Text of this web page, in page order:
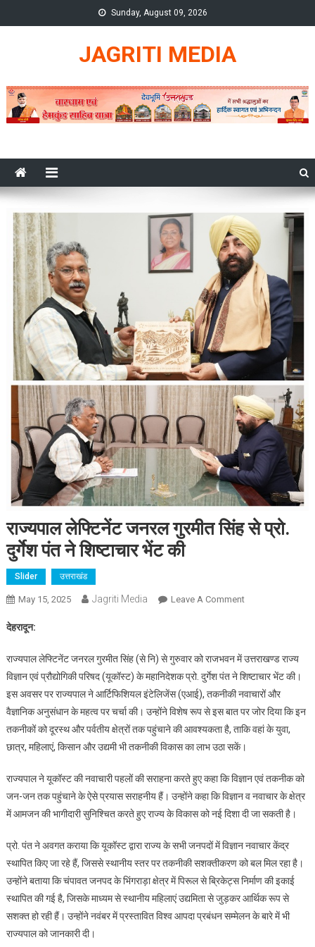
to
Sunday, August 09, 2026
JAGRITI MEDIA
राज्यपाल लेफ्टिनेंट जनरल गुरमीत सिंह से प्रो.
दुर्गेश पंत ने शिष्टाचार भेंट की
Slider उत्तराखंड
May 15, 2025 Jagriti Media Leave A CommentOn
गुरमीत
सिंह
से
प्रो.
दुर्गेश
पंत
शिष्टाचार
भेंट
की
देहरादून:
राज्यपाल लेफ्टिनेंट जनरल गुरमीत सिंह (से नि) से गुरुवार को राजभवन में उत्तराखण्ड राज्य
विज्ञान एवं प्रौद्योगिकी परिषद (यूकॉस्ट) के महानिदेशक प्रो. दुर्गेश पंत ने शिष्टाचार भेंट की।
इस अवसर पर राज्यपाल ने आर्टिफिशियल इंटेलिजेंस (एआई), तकनीकी नवाचारों और
वैज्ञानिक अनुसंधान के महत्व पर चर्चा की। उन्होंने विशेष रूप से इस बात पर जोर दिया कि इन
तकनीकों को दूरस्थ और पर्वतीय क्षेत्रों तक पहुंचाने की आवश्यकता है, ताकि वहां के युवा,
छात्र, महिलाएं, किसान और उद्यमी भी तकनीकी विकास का लाभ उठा सकें।
राज्यपाल ने यूकॉस्ट की नवाचारी पहलों की सराहना करते हुए कहा कि विज्ञान एवं तकनीक को
जन-जन तक पहुंचाने के ऐसे प्रयास सराहनीय हैं। उन्होंने कहा कि विज्ञान व नवाचार के क्षेत्र
में आमजन की भागीदारी सुनिश्चित करते हुए राज्य के विकास को नई दिशा दी जा सकती है।
प्रो. पंत ने अवगत कराया कि यूकॉस्ट द्वारा राज्य के सभी जनपदों में विज्ञान नवाचार केंद्र
स्थापित किए जा रहे हैं, जिससे स्थानीय स्तर पर तकनीकी सशक्तीकरण को बल मिल रहा है।
उन्होंने बताया कि चंपावत जनपद के भिंगराड़ा क्षेत्र में पिरूल से ब्रिकेट्स निर्माण की इकाई
स्थापित की गई है, जिसके माध्यम से स्थानीय महिलाएं उद्यमिता से जुड़कर आर्थिक रूप से
सशक्त हो रही हैं। उन्होंने नवंबर में प्रस्तावित विश्व आपदा प्रबंधन सम्मेलन के बारे में भी
राज्यपाल को जानकारी दी।